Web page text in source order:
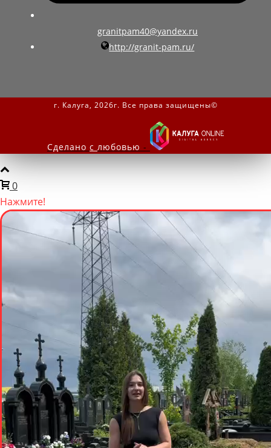
granitpam40@yandex.ru
http://granit-pam.ru/
г. Калуга, 2026г. Все права защищены©
Сделано с любовью -
0
Нажмите!
Мы онлайн
Написать нам
Задайте вопрос в мессенджере
Telegram
WhatsApp
VK